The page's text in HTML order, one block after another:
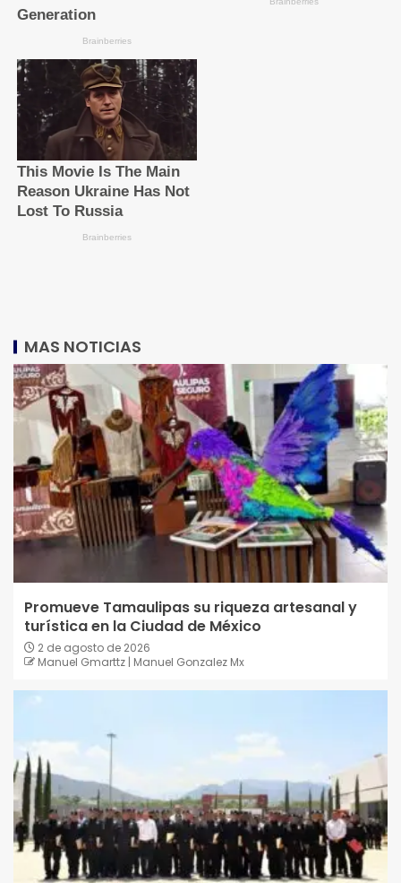
MAS NOTICIAS
Promueve Tamaulipas su riqueza artesanal y
turística en la Ciudad de México
2 de agosto de 2026
Manuel Gmarttz | Manuel Gonzalez Mx